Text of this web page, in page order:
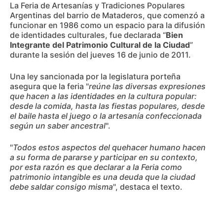
La Feria de Artesanías y Tradiciones Populares
Argentinas del barrio de Mataderos, que comenzó a
funcionar en 1986 como un espacio para la difusión
de identidades culturales, fue declarada “Bien
Integrante del Patrimonio Cultural de la Ciudad”
durante la sesión del jueves 16 de junio de 2011.
Una ley sancionada por la legislatura porteña
asegura que la feria "reúne las diversas expresiones
que hacen a las identidades en la cultura popular:
desde la comida, hasta las fiestas populares, desde
el baile hasta el juego o la artesanía confeccionada
según un saber ancestral".
"Todos estos aspectos del quehacer humano hacen
a su forma de pararse y participar en su contexto,
por esta razón es que declarar a la Feria como
patrimonio intangible es una deuda que la ciudad
debe saldar consigo misma", destaca el texto.